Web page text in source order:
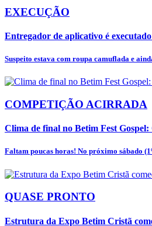
EXECUÇÃO
Entregador de aplicativo é
Suspeito estava com roupa camuflada e
COMPETIÇÃO ACIRRADA
Clima de final no Betim Fest
Faltam poucas horas! No próximo sábado
QUASE PRONTO
Estrutura da Expo Betim Cristã